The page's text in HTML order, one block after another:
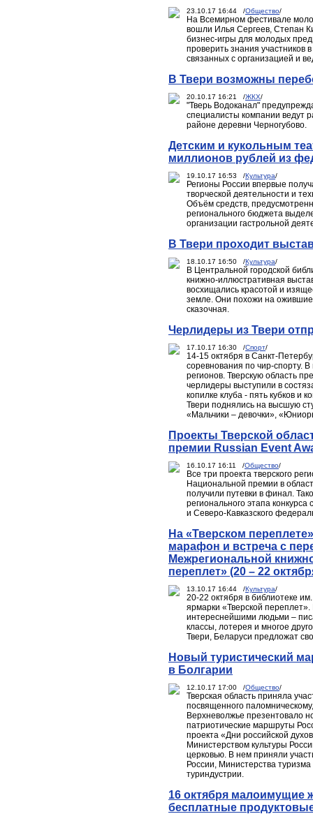
23.10.17 16:44 /Общество/
На Всемирном фестивале
вошли Илья Сергеев, Степан
бизнес-игры для молодых
проверить знания участников
связанных с организацией и
В Твери возможны
20.10.17 16:21 /ЖКХ/
"Тверь Водоканал"
специалисты компании ведут
районе деревни Черногубово.
Детским и кукольным
миллионов рублей из
19.10.17 16:53 /Культура/
Регионы России впервые
творческой деятельности и
Объём средств,
регионального бюджета
организации гастрольной
В Твери проходит
18.10.17 16:50 /Культура/
В Центральной городской
книжно-иллюстративная
восхищались красотой и
земле. Они похожи на ожившие
сказочная.
Черлидеры из Твери
17.10.17 16:30 /Спорт/
14-15 октября в Санкт-
соревнования по чир-спорту.
регионов. Тверскую область
черлидеры выступили в
копилке клуба - пять кубков и
Твери поднялись на высшую
«Мальчики – девочки»,
Проекты Тверской
премии Russian Event
16.10.17 16:11 /Общество/
Все три проекта тверского
Национальной премии в
получили путевки в финал.
регионального этапа
и Северо-Кавказского
На «Тверском
марафон и встреча с
Межрегиональной
переплет» (20 – 22
13.10.17 16:44 /Культура/
20-22 октября в библиотеке
ярмарки «Тверской
интереснейшими людьми –
классы, лотерея и многое
Твери, Беларуси предложат
Новый туристический
в Болгарии
12.10.17 17:00 /Общество/
Тверская область приняла
посвященного
Верхневолжье презентовало
патриотические маршруты
проекта «Дни российской
Министерством культуры
церковью. В нем приняли
России, Министерства
туриндустрии.
16 октября малоимущие
бесплатные